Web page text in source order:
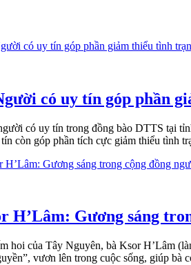
có uy tín góp phần
có uy tín trong đồng bào DTTS tại
còn góp phần tích cực giảm thiểu tình
H’Lâm: Gương sáng
hoi của Tây Nguyên, bà Ksor H’Lâm
vươn lên trong cuộc sống, giúp bà